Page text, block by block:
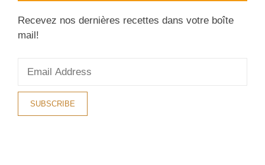
Recevez nos dernières recettes dans votre boîte
mail!